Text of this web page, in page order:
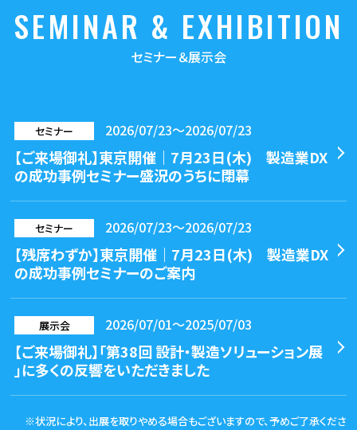
SEMINAR & EXHIBITION
セミナー＆展示会
セミナー 2026/07/23～2026/07/23
【ご来場御礼】東京開催｜7月23日(木) 製造業DX
の成功事例セミナー盛況のうちに閉幕
セミナー 2026/07/23～2026/07/23
【残席わずか】東京開催｜7月23日(木) 製造業DX
の成功事例セミナーのご案内
展示会 2026/07/01～2025/07/03
【ご来場御礼】「第38回 設計・製造ソリューション展
」に多くの反響をいただきました
※状況により、出展を取りやめる場合もございますので、予めご了承くださ